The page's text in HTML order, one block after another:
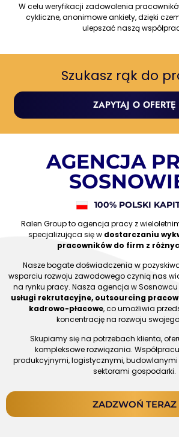
W celu weryfikacji zadowolenia
cykliczne, anonimowe ankiety, dzięki
ulepszać naszą
Szukasz rąk do
ZAPYTAJ O OFERTĘ
AGENCJA
100% POLSKI
Ralen Group to agencja pracy z
specjalizująca się w dostarczaniu
pracowników do firm z
Nasze bogate doświadczenia w
wsparciu rozwoju zawodowego czynią nas
na rynku pracy. Nasza agencja w
usługi rekrutacyjne, outsourcing
kadrowo-płacowe, co umożliwia
koncentrację na rozwoju
Skupiamy się na potrzebach klienta,
kompleksowe rozwiązania.
produkcyjnymi, logistycznymi,
sektorami gospodarki.
ZADZWOŃ TERAZ